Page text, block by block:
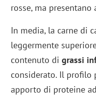
rosse, ma
In media, la carne di
leggermente
contenuto digrassi
considerato. Il profilo
apporto di proteine